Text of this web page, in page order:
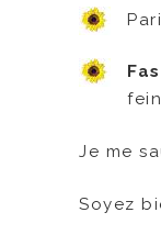
Je me
Soyez